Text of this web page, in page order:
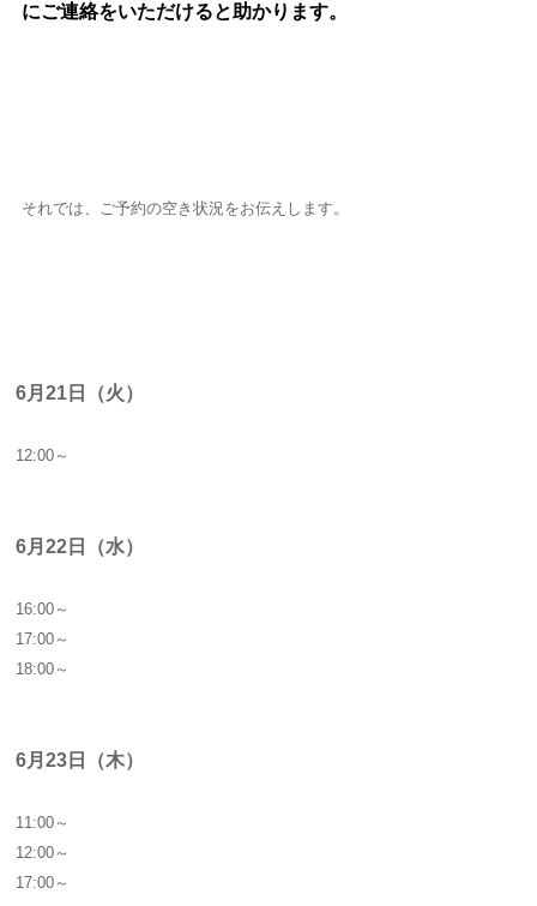
にご連絡をいただけると助かります。
それでは、ご予約の空き状況をお伝えします。
6月21日（火）
12:00～
6月22日（水）
16:00～
17:00～
18:00～
6月23日（木）
11:00～
12:00～
17:00～